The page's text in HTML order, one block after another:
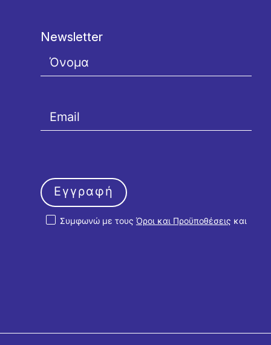
Newsletter
Συμφωνώ με τους Όροι και Προϋποθέσεις και
Εγγραφή